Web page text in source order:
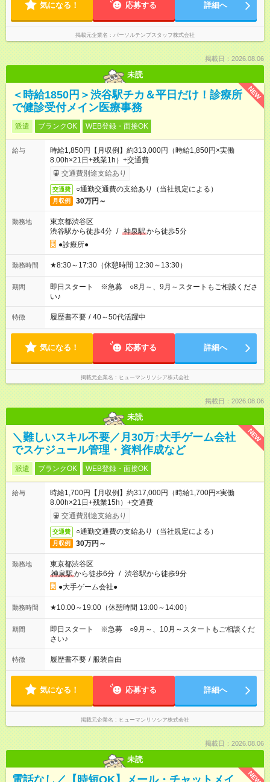
気になる！ 応募する 詳細へ
掲載元企業名 パーソルテンプスタッフ株式会社
掲載日：2026.08.06
未読
NEW
＜時給1850円＞渋谷駅チカ＆平日だけ！診療所
で健診受付メイン医療事務
派遣 ブランクOK WEB登録・面接OK
給与
時給1,850円【月収例】約313,000円（時給1,850円×実働
8.00h×21日+残業1h）+交通費
交通費別途支給あり
交通費 ○通勤交通費の支給あり（当社規定による）
月収例 30万円～
勤務地
東京都渋谷区
渋谷駅から徒歩4分 / 神泉駅から徒歩5分
●診療所●
勤務時間 ★8:30～17:30（休憩時間 12:30～13:30）
期間
即日スタート ※急募 ○8月～、9月～スタートもご相談くださ
い♪
特徴 履歴書不要 / 40～50代活躍中
気になる！ 応募する 詳細へ
掲載元企業名 ヒューマンリソシア株式会社
掲載日：2026.08.06
未読
NEW
＼難しいスキル不要／月30万↑大手ゲーム会社
でスケジュール管理・資料作成など
派遣 ブランクOK WEB登録・面接OK
給与
時給1,700円【月収例】約317,000円（時給1,700円×実働
8.00h×21日+残業15h）+交通費
交通費別途支給あり
交通費 ○通勤交通費の支給あり（当社規定による）
月収例 30万円～
勤務地
東京都渋谷区
神泉駅から徒歩6分 / 渋谷駅から徒歩9分
●大手ゲーム会社●
勤務時間 ★10:00～19:00（休憩時間 13:00～14:00）
期間
即日スタート ※急募 ○9月～、10月～スタートもご相談くだ
さい♪
特徴 履歴書不要 / 服装自由
気になる！ 応募する 詳細へ
掲載元企業名 ヒューマンリソシア株式会社
掲載日：2026.08.06
未読
NEW
電話なし／【時短OK】メール・チャットメイ